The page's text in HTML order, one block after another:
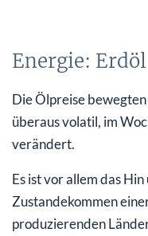
Energie: Erdöl
Die Ölpreise
überaus volatil, im
verändert.
Es ist vor allem das
Zustandekommen
produzierenden